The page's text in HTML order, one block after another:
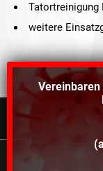
Tatortreinigung
weitere
©2021
Vereinbaren